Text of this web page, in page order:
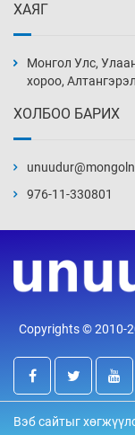
ХАЯГ
Монгол Улс,
хороо,
ХОЛБОО БАРИХ
976-11-330801
Copyrights ©
Вэб сайтыг